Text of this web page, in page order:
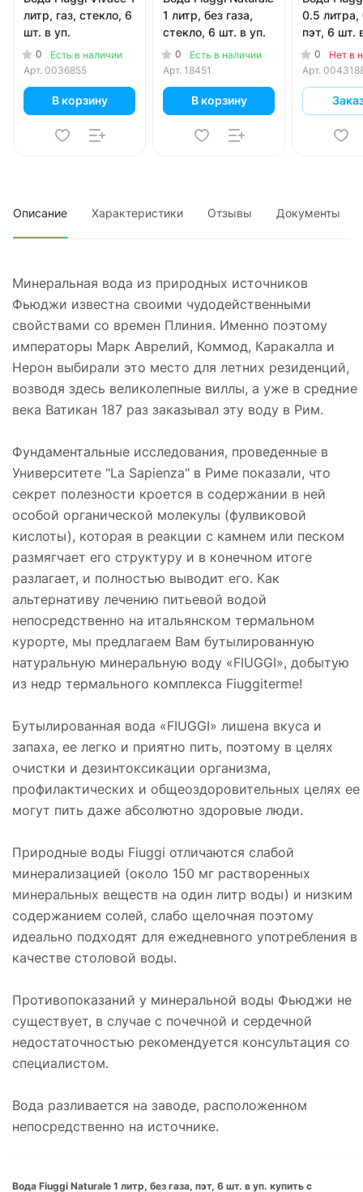
литр, газ, стекло, 6
шт. в уп.
0
Есть в наличии
Арт. 0036855
В корзину
1 литр, без газа,
стекло, 6 шт. в уп.
0
Есть в наличии
Арт. 18451
В корзину
0.5 литра,
пэт, 6 шт.
0
Нет в
Арт.
Описание Характеристики Отзывы Документы
Минеральная вода из природных источников
Фьюджи известна своими чудодейственными
свойствами со времен Плиния. Именно поэтому
императоры Марк Аврелий, Коммод, Каракалла и
Нерон выбирали это место для летних резиденций,
возводя здесь великолепные виллы, а уже в средние
века Ватикан 187 раз заказывал эту воду в Рим.
Фундаментальные исследования, проведенные в
Университете "La Sapienza" в Риме показали, что
секрет полезности кроется в содержании в ней
особой органической молекулы (фулвиковой
кислоты), которая в реакции с камнем или песком
размягчает его структуру и в конечном итоге
разлагает, и полностью выводит его. Как
альтернативу лечению питьевой водой
непосредственно на итальянском термальном
курорте, мы предлагаем Вам бутылированную
натуральную минеральную воду «FIUGGI», добытую
из недр термального комплекса Fiuggiterme!
Бутылированная вода «FIUGGI» лишена вкуса и
запаха, ее легко и приятно пить, поэтому в целях
очистки и дезинтоксикации организма,
профилактических и общеоздоровительных целях ее
могут пить даже абсолютно здоровые люди.
Природные воды Fiuggi отличаются слабой
минерализацией (около 150 мг растворенных
минеральных веществ на один литр воды) и низким
содержанием солей, слабо щелочная поэтому
идеально подходят для ежедневного употребления в
качестве столовой воды.
Противопоказаний у минеральной воды Фьюджи не
существует, в случае с почечной и сердечной
недостаточностью рекомендуется консультация со
специалистом.
Вода разливается на заводе, расположенном
непосредственно на источнике.
Вода Fiuggi Naturale 1 литр, без газа, пэт, 6 шт. в уп. купить с